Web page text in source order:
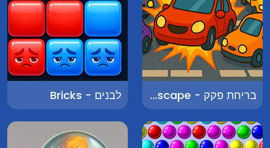
בריחת פקק - Jam Escape לבנים - Bricks